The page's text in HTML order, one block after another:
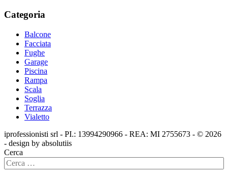
Categoria
Balcone
Facciata
Fughe
Garage
Piscina
Rampa
Scala
Soglia
Terrazza
Vialetto
iprofessionisti srl - PI.: 13994290966 - REA: MI 2755673 - © 2026
- design by absolutiis
Cerca